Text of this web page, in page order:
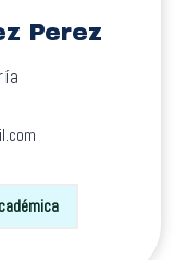
Perez